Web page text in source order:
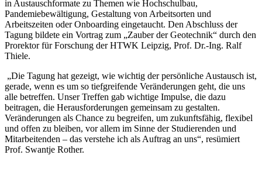
in Austauschformate zu Themen wie Hochschulbau,
Pandemiebewältigung, Gestaltung von Arbeitsorten und
Arbeitszeiten oder Onboarding eingetaucht. Den Abschluss der
Tagung bildete ein Vortrag zum „Zauber der Geotechnik“ durch den
Prorektor für Forschung der HTWK Leipzig, Prof. Dr.-Ing. Ralf
Thiele.
„Die Tagung hat gezeigt, wie wichtig der persönliche Austausch ist,
gerade, wenn es um so tiefgreifende Veränderungen geht, die uns
alle betreffen. Unser Treffen gab wichtige Impulse, die dazu
beitragen, die Herausforderungen gemeinsam zu gestalten.
Veränderungen als Chance zu begreifen, um zukunftsfähig, flexibel
und offen zu bleiben, vor allem im Sinne der Studierenden und
Mitarbeitenden – das verstehe ich als Auftrag an uns“, resümiert
Prof. Swantje Rother.